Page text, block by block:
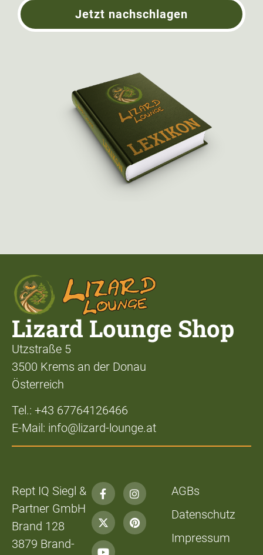
Jetzt nachschlagen
Lizard Lounge Shop
Utzstraße 5
3500 Krems an der Donau
Österreich
Tel.: +43 67764126466
E-Mail: info@lizard-lounge.at
Rept IQ Siegl &
Partner GmbH
Brand 128
3879 Brand-
AGBs
Datenschutz
Impressum